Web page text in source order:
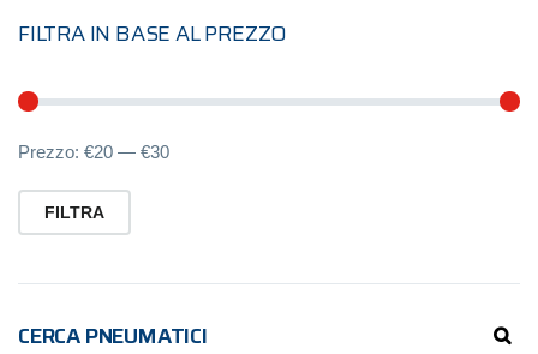
FILTRA IN BASE AL PREZZO
FILTRA
Prezzo: €20 — €30
CERCA PNEUMATICI